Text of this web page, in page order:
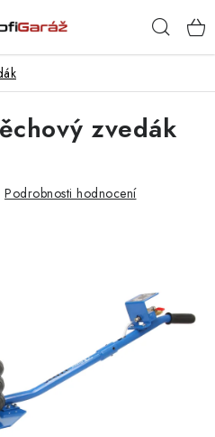
zvedák
Podrobnosti hodnocení